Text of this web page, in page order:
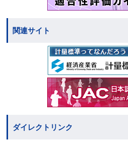
関連サイト
ダイレクトリンク